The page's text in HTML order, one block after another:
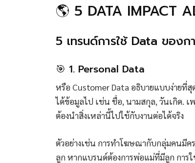
🌎 5 DATA IMPACT
5 เทรนด์การใช้ Data ของ
🎯 1. Personal Data
หรือ Customer Data อธิบายแบบง่ายที่
ได้ข้อมูลไป เช่น ชื่อ, นามสกุล, วันเกิด.
ต้องนำสิ่งเหล่านี้ไปใช้กับงานต่อได้จริง
ตัวอย่างเช่น การทำโฆษณากับกลุ่มคนมีค
ลูก หากแบรนด์ต้องการพ่อแม่ที่มีลูก การ